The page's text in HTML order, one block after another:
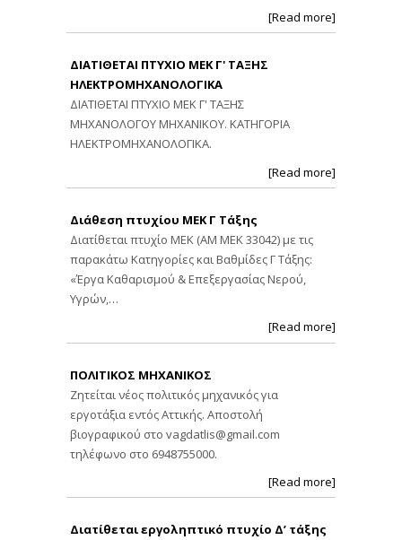
[Read more]
ΔΙΑΤΙΘΕΤΑΙ ΠΤΥΧΙΟ ΜΕΚ Γ' ΤΑΞΗΣ
ΗΛΕΚΤΡΟΜΗΧΑΝΟΛΟΓΙΚΑ
ΔΙΑΤΙΘΕΤΑΙ ΠΤΥΧΙΟ ΜΕΚ Γ' ΤΑΞΗΣ
ΜΗΧΑΝΟΛΟΓΟΥ ΜΗΧΑΝΙΚΟΥ. ΚΑΤΗΓΟΡΙΑ
ΗΛΕΚΤΡΟΜΗΧΑΝΟΛΟΓΙΚΑ.
[Read more]
Διάθεση πτυχίου ΜΕΚ Γ Τάξης
Διατίθεται πτυχίο ΜΕΚ (ΑΜ ΜΕΚ 33042) με τις
παρακάτω Κατηγορίες και Βαθμίδες Γ Τάξης:
«Έργα Καθαρισμού & Επεξεργασίας Νερού,
Υγρών,…
[Read more]
ΠΟΛΙΤΙΚΟΣ ΜΗΧΑΝΙΚΟΣ
Ζητείται νέος πολιτικός μηχανικός για
εργοτάξια εντός Αττικής. Αποστολή
βιογραφικού στο vagdatlis@gmail.com
τηλέφωνο στο 6948755000.
[Read more]
Διατίθεται εργοληπτικό πτυχίο Δ’ τάξης